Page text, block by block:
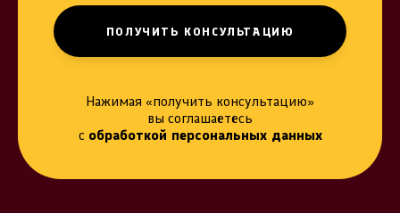
Нажимая «получить консультацию»
вы соглашаетесь
с обработкой персональных данных